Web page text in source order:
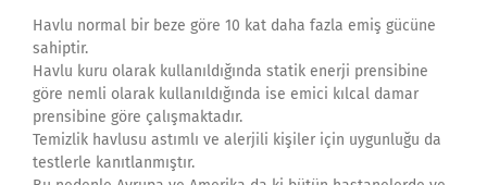
Havlu normal bir beze göre 10 kat daha fazla emiş gücüne
sahiptir.
Havlu kuru olarak kullanıldığında statik enerji prensibine
göre nemli olarak kullanıldığında ise emici kılcal damar
prensibine göre çalışmaktadır.
Temizlik havlusu astımlı ve alerjili kişiler için uygunluğu da
testlerle kanıtlanmıştır.